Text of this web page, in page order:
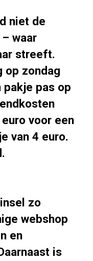
niet de
waar
streeft.
op zondag
pakje pas op
voor een
van 4 euro.
zo
webshop
en
is